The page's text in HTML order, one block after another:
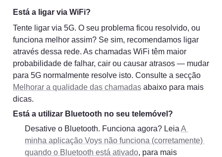
Está a ligar via WiFi?
Tente ligar via 5G. O seu problema ficou resolvido, ou
funciona melhor assim? Se sim, recomendamos ligar
através dessa rede. As chamadas WiFi têm maior
probabilidade de falhar, cair ou causar atrasos — mudar
Melhorar a qualidade das chamadas abaixo para mais
dicas.
Está a utilizar Bluetooth no seu telemóvel?
Desative o Bluetooth. Funciona agora? Leia A
minha aplicação Voys não funciona (corretamente)
quando o Bluetooth está ativado, para mais